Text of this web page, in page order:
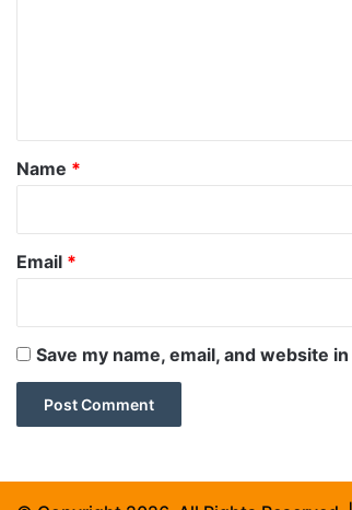
*
Name *
Email *
Save my name, email, and website